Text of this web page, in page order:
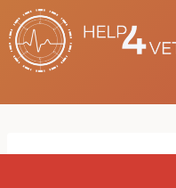
Aller
au
contenu